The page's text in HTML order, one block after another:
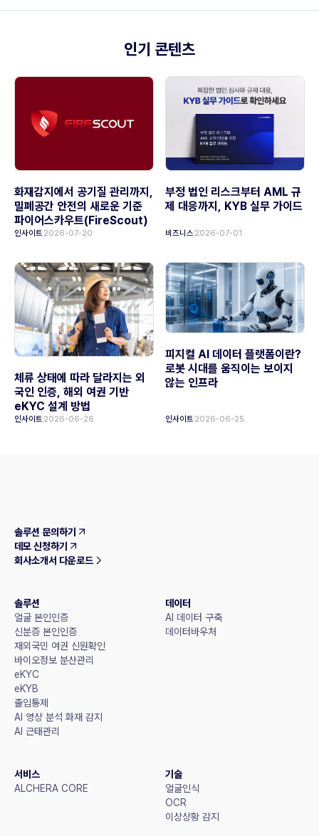
인기 콘텐츠
화재감지에서 공기질 관리까지,
밀폐공간 안전의 새로운 기준
파이어스카우트(FireScout)
인사이트 2026-07-20
부정 법인 리스크부터 AML 규
제 대응까지, KYB 실무 가이드
비즈니스 2026-07-01
체류 상태에 따라 달라지는 외
국인 인증, 해외 여권 기반
eKYC 설계 방법
인사이트 2026-06-26
피지컬 AI 데이터 플랫폼이란?
로봇 시대를 움직이는 보이지
않는 인프라
인사이트 2026-06-25
솔루션 문의하기
데모 신청하기
회사소개서 다운로드
솔루션
얼굴 본인인증
신분증 본인인증
재외국민 여권 신원확인
바이오정보 분산관리
eKYC
eKYB
출입통제
AI 영상 분석 화재 감지
AI 근태관리
데이터
AI 데이터 구축
데이터바우처
서비스
ALCHERA CORE
기술
얼굴인식
OCR
이상상황 감지